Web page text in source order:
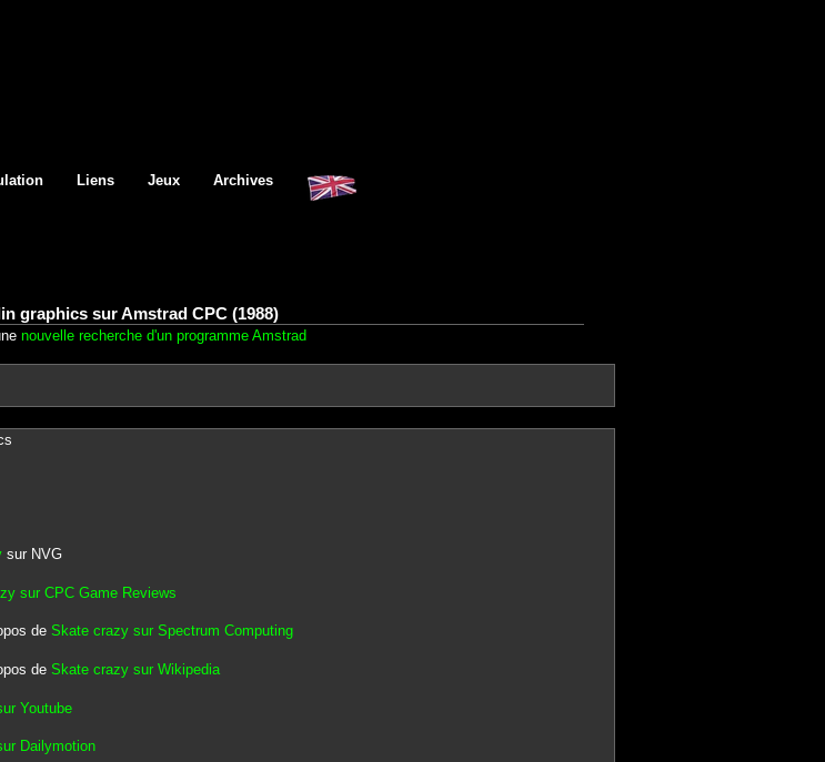
Liens Jeux Archives
graphics sur Amstrad CPC (1988)
nouvelle recherche d'un programme Amstrad
sur NVG
sur CPC Game Reviews
de Skate crazy sur Spectrum Computing
de Skate crazy sur Wikipedia
Youtube
Dailymotion